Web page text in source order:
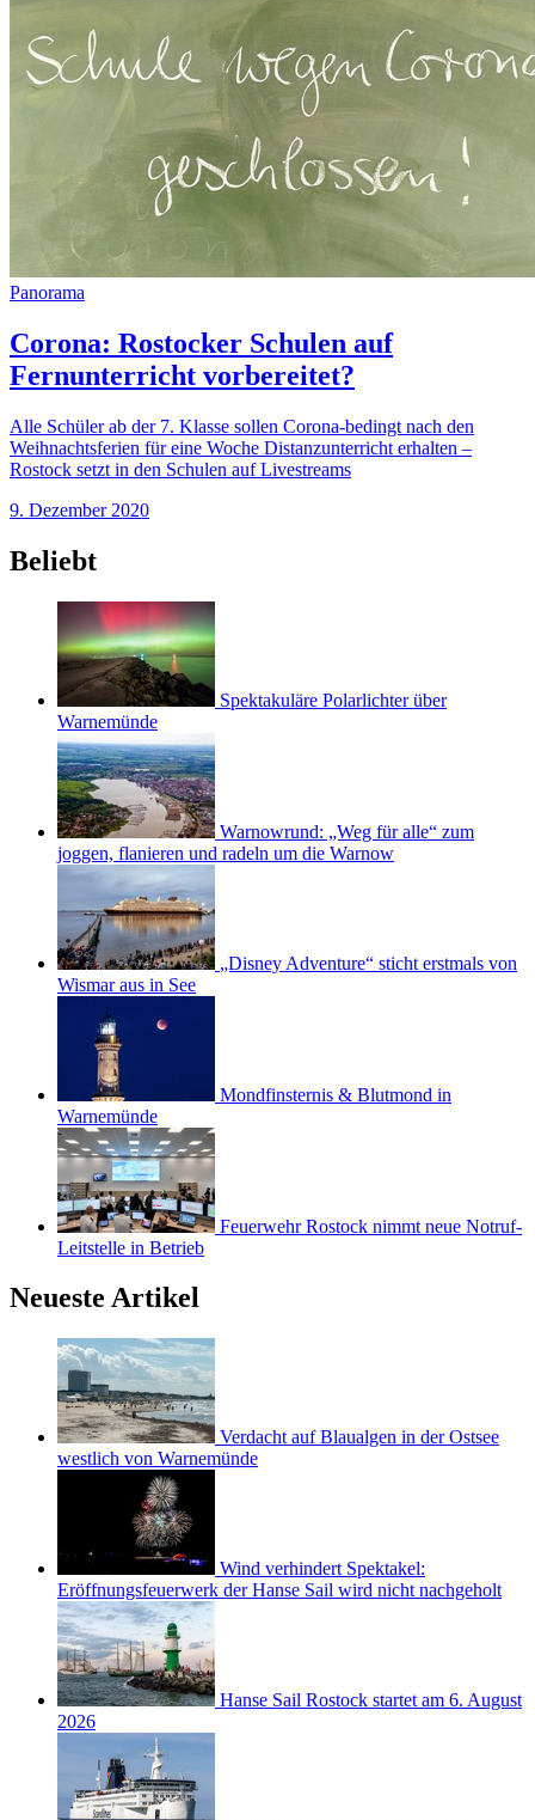
Panorama
Corona: Rostocker Schulen auf
Fernunterricht vorbereitet?
Alle Schüler ab der 7. Klasse sollen Corona-bedingt nach den
Weihnachtsferien für eine Woche Distanzunterricht erhalten –
Rostock setzt in den Schulen auf Livestreams
9. Dezember 2020
Beliebt
Spektakuläre Polarlichter über
Warnemünde
Warnowrund: „Weg für alle“ zum
joggen, flanieren und radeln um die Warnow
„Disney Adventure“ sticht erstmals von
Wismar aus in See
Mondfinsternis & Blutmond in
Warnemünde
Feuerwehr Rostock nimmt neue Notruf-
Leitstelle in Betrieb
Neueste Artikel
Verdacht auf Blaualgen in der Ostsee
westlich von Warnemünde
Wind verhindert Spektakel:
Eröffnungsfeuerwerk der Hanse Sail wird nicht nachgeholt
Hanse Sail Rostock startet am 6. August
2026